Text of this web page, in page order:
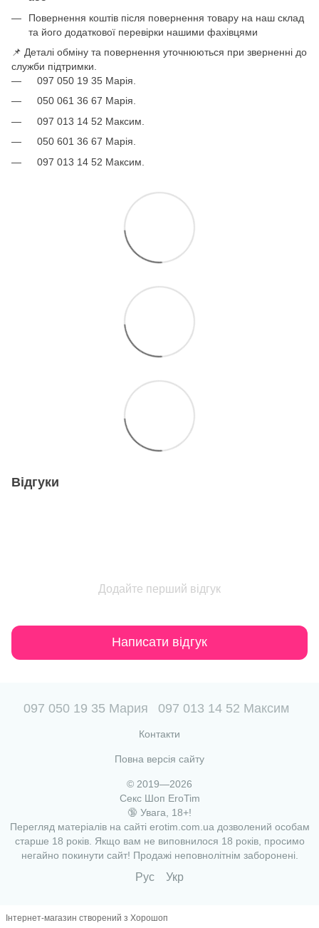
Повернення коштів після повернення товару на наш склад
та його додаткової перевірки нашими фахівцями
📌 Деталі обміну та повернення уточнюються при зверненні до
служби підтримки.
097 050 19 35 Марія.
050 061 36 67 Марія.
097 013 14 52 Максим.
050 601 36 67 Марія.
097 013 14 52 Максим.
Відгуки
Додайте перший відгук
Написати відгук
097 050 19 35 Мария 097 013 14 52 Максим
Контакти
Повна версія сайту
© 2019—2026
Секс Шоп EroTim
🔞 Увага, 18+!
Перегляд матеріалів на сайті erotim.com.ua дозволений особам
старше 18 років. Якщо вам не виповнилося 18 років, просимо
негайно покинути сайт! Продажі неповнолітнім заборонені.
Рус Укр
Інтернет-магазин створений з Хорошоп